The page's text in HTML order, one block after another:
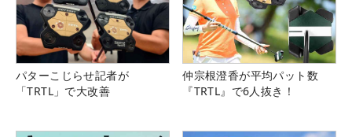
パターこじらせ記者が
「TRTL」で大改善
仲宗根澄香が平均パット数
『TRTL』で6人抜き！